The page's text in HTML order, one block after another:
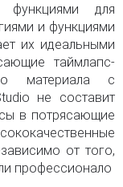
для
и функциями
их идеальными
таймлапс-
материала с
не составит
в потрясающие
от того,
профессионало